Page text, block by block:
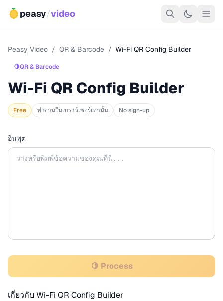
peasy/video
Peasy Video / QR & Barcode / Wi-Fi QR Config Builder
🍋QR & Barcode
Wi-Fi QR Config Builder
Free ทำงานในเบราว์เซอร์เท่านั้น No sign-up
อินพุต
🍋 Process
เกี่ยวกับ Wi-Fi QR Config Builder